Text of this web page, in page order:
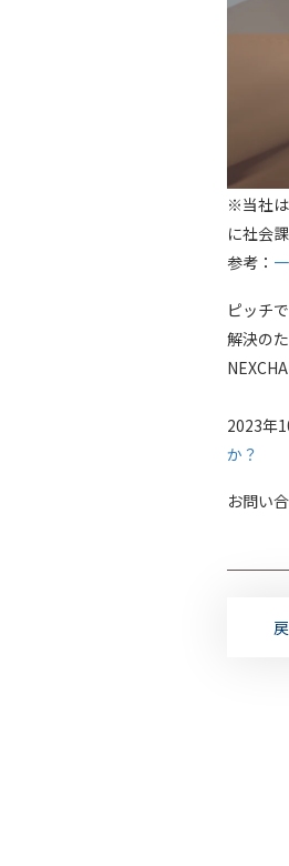
※当社
に社会
参考：
ピッチ
解決の
2023年
か？
お問い